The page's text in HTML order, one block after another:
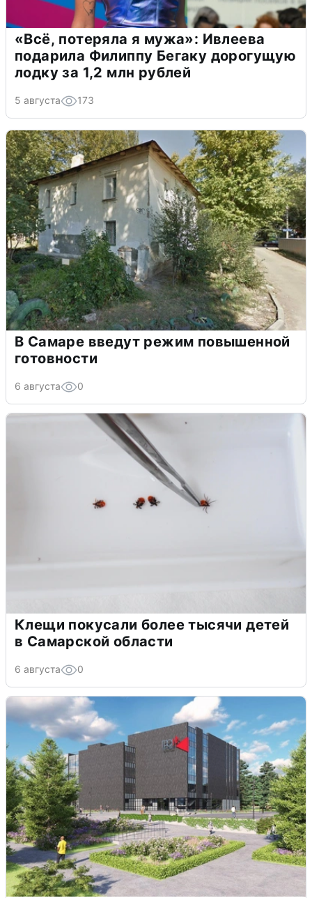
«Всё, потеряла я мужа»: Ивлеева
подарила Филиппу Бегаку дорогущую
лодку за 1,2 млн рублей
5 августа 173
В Самаре введут режим повышенной
готовности
6 августа 0
Клещи покусали более тысячи детей
в Самарской области
6 августа 0